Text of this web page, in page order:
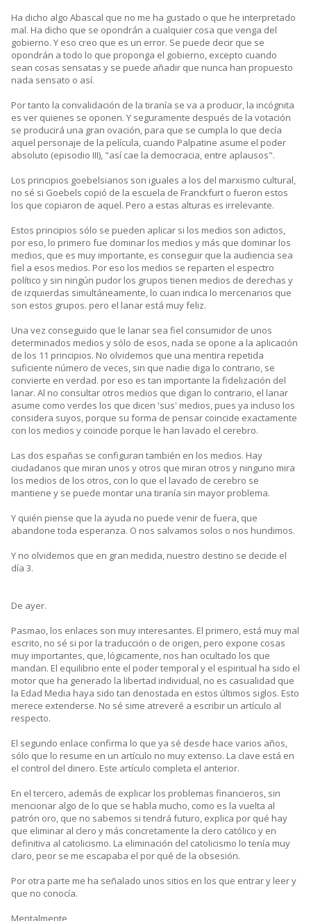
Ha dicho algo Abascal que no me ha gustado o que he interpretado
mal. Ha dicho que se opondrán a cualquier cosa que venga del
gobierno. Y eso creo que es un error. Se puede decir que se
opondrán a todo lo que proponga el gobierno, excepto cuando
sean cosas sensatas y se puede añadir que nunca han propuesto
nada sensato o así.
Por tanto la convalidación de la tiranía se va a producir, la incógnita
es ver quienes se oponen. Y seguramente después de la votación
se producirá una gran ovación, para que se cumpla lo que decía
aquel personaje de la película, cuando Palpatine asume el poder
absoluto (episodio III), "así cae la democracia, entre aplausos".
Los principios goebelsianos son iguales a los del marxismo cultural,
no sé si Goebels copió de la escuela de Franckfurt o fueron estos
los que copiaron de aquel. Pero a estas alturas es irrelevante.
Estos principios sólo se pueden aplicar si los medios son adictos,
por eso, lo primero fue dominar los medios y más que dominar los
medios, que es muy importante, es conseguir que la audiencia sea
fiel a esos medios. Por eso los medios se reparten el espectro
político y sin ningún pudor los grupos tienen medios de derechas y
de izquierdas simultáneamente, lo cuan indica lo mercenarios que
son estos grupos. pero el lanar está muy feliz.
Una vez conseguido que le lanar sea fiel consumidor de unos
determinados medios y sólo de esos, nada se opone a la aplicación
de los 11 principios. No olvidemos que una mentira repetida
suficiente número de veces, sin que nadie diga lo contrario, se
convierte en verdad. por eso es tan importante la fidelización del
lanar. Al no consultar otros medios que digan lo contrario, el lanar
asume como verdes los que dicen 'sus' medios, pues ya incluso los
considera suyos, porque su forma de pensar coincide exactamente
con los medios y coincide porque le han lavado el cerebro.
Las dos españas se configuran también en los medios. Hay
ciudadanos que miran unos y otros que miran otros y ninguno mira
los medios de los otros, con lo que el lavado de cerebro se
mantiene y se puede montar una tiranía sin mayor problema.
Y quién piense que la ayuda no puede venir de fuera, que
abandone toda esperanza. O nos salvamos solos o nos hundimos.
Y no olvidemos que en gran medida, nuestro destino se decide el
día 3.
De ayer.
Pasmao, los enlaces son muy interesantes. El primero, está muy mal
escrito, no sé si por la traducción o de origen, pero expone cosas
muy importantes, que, lógicamente, nos han ocultado los que
mandan. El equilibrio ente el poder temporal y el espiritual ha sido el
motor que ha generado la libertad individual, no es casualidad que
la Edad Media haya sido tan denostada en estos últimos siglos. Esto
merece extenderse. No sé sime atreveré a escribir un artículo al
respecto.
El segundo enlace confirma lo que ya sé desde hace varios años,
sólo que lo resume en un artículo no muy extenso. La clave está en
el control del dinero. Este artículo completa el anterior.
En el tercero, además de explicar los problemas financieros, sin
mencionar algo de lo que se habla mucho, como es la vuelta al
patrón oro, que no sabemos si tendrá futuro, explica por qué hay
que eliminar al clero y más concretamente la clero católico y en
definitiva al catolicismo. La eliminación del catolicismo lo tenía muy
claro, peor se me escapaba el por qué de la obsesión.
Por otra parte me ha señalado unos sitios en los que entrar y leer y
que no conocía.
Mentalmente